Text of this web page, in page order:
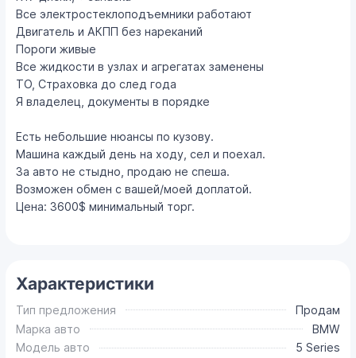
Все электростеклоподъемники работают
Двигатель и АКПП без нареканий
Пороги живые
Все жидкости в узлах и агрегатах заменены
ТО, Страховка до след года
Я владелец, документы в порядке
Есть небольшие нюансы по кузову.
Машина каждый день на ходу, сел и поехал.
За авто не стыдно, продаю не спеша.
Возможен обмен с вашей/моей доплатой.
Цена: 3600$ минимальный торг.
Характеристики
Тип предложения
Продам
Марка авто
BMW
Модель авто
5 Series